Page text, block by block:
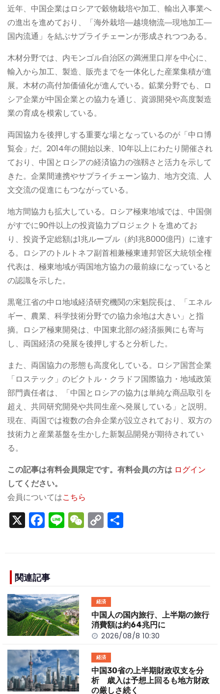
近年、中国企業はロシアで穀物栽培や加工、輸出入事業へ
の進出を進めており、「海外栽培―越境物流―現地加工―
国内流通」を結ぶサプライチェーンが形成されつつある。
木材分野では、内モンゴル自治区の満洲里口岸を中心に、
輸入から加工、製造、販売までを一体化した産業集積が進
展。木材の高付加価値化が進んでいる。鉱業分野でも、ロ
シア企業が中国企業との協力を通じ、資源開発や高度製造
業の育成を模索している。
両国協力を後押しする重要な場となっているのが「中ロ博
覧会」だ。2014年の開始以来、10年以上にわたり開催され
ており、中国とロシアの経済協力の強靱さと活力を示して
きた。企業間連携やサプライチェーン協力、地方交流、人
文交流の促進にもつながっている。
地方間協力も拡大している。ロシア極東地域では、中国側
がすでに90件以上の投資協力プロジェクトを進めてお
り、投資予定総額は1兆ルーブル（約1兆8000億円）に達す
る。ロシアのトルトネフ副首相兼極東連邦管区大統領全権
代表は、極東地域が両国地方協力の最前線になっていると
の認識を示した。
黒竜江省の中ロ地域経済研究機関の宋魁院長は、「エネル
ギー、農業、科学技術分野での協力余地は大きい」と指
摘。ロシア極東開発は、中国東北部の経済振興にも寄与
し、両国経済の発展を後押しすると分析した。
また、両国協力の形態も高度化している。ロシア国営企業
「ロステック」のビクトル・クラドフ国際協力・地域政策
部門責任者は、「中国とロシアの協力は単純な商品取引を
超え、共同研究開発や共同生産へ発展している」と説明。
現在、両国では複数の合弁企業が設立されており、双方の
技術力と産業基盤を生かした新製品開発が期待されてい
る。
この記事は有料会員限定です。有料会員の方は ログイン
してください。
会員についてはこちら
X F
a
e
b
o
o
k
Li
n
W
e
C
o
n
k
関連記事
経済
中国人の国内旅行、上半期の旅行
消費額は約64兆円に
2026/08/8 10:30
経済
中国30省の上半期財政収支を分
析 歳入は予想上回るも地方財政
の厳しさ続く